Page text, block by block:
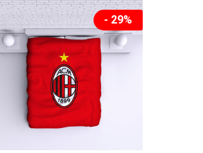
- 29%